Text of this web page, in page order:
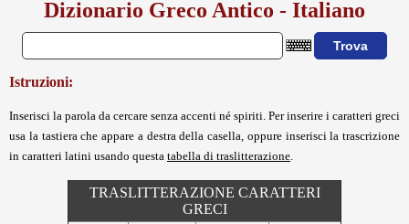
Dizionario Greco Antico - Italiano
Istruzioni:
Inserisci la parola da cercare senza accenti né spiriti. Per inserire i caratteri greci
usa la tastiera che appare a destra della casella, oppure inserisci la trascrizione
in caratteri latini usando questa tabella di traslitterazione
TRASLITTERAZIONE CARATTERI
GRECI